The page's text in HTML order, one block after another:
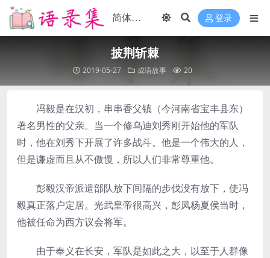
登录
披荆斩棘
2019-05-27 成语故事 20
冯毅是在汉初，串串香父镇（今河南省宝丰县东）
著名男性的父亲。当一个修乌迪刘秀刚开始他的军队
时，他在刘秀下开展了许多战斗。他是一个伟大的人，
但是谦虚而且从不傲慢，所以人们非常尊重他。
彭毅汉帝派遣部队放下间隔的步伐没有放下，使冯
毅真正落户定居。光武皇帝很高兴，彭凤杨夏侯当时，
他被任命为西方议会将军。
由于奉义在长安，军队是如此之大，以至于人群像